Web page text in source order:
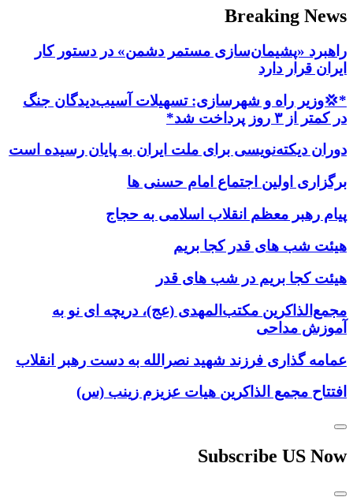
Breaking News
راهبرد «پشیمان‌سازی مستمر دشمن» در دستور کار
ایران قرار دارد
*💢وزیر راه و شهرسازی: تسهیلات آسیب‌دیدگان جنگ
در کمتر از ۳ روز پرداخت شد*
دوران دیکته‌نویسی برای ملت ایران به پایان رسیده است
برگزاری اولین اجتماع امام حسنی ها
پیام رهبر معظم انقلاب اسلامی به حجاج
هیئت شب های قدر کجا بریم
هیئت کجا بریم در شب های قدر
مجمع‌الذاکرین مکتب‌المهدی (عج)، دریچه ای نو به
آموزش مداحی
عمامه گذاری فرزند شهید نصرالله به دست رهبر انقلاب
افتتاح مجمع الذاکرین هیات عزیزم زینب (س)
Subscribe US Now